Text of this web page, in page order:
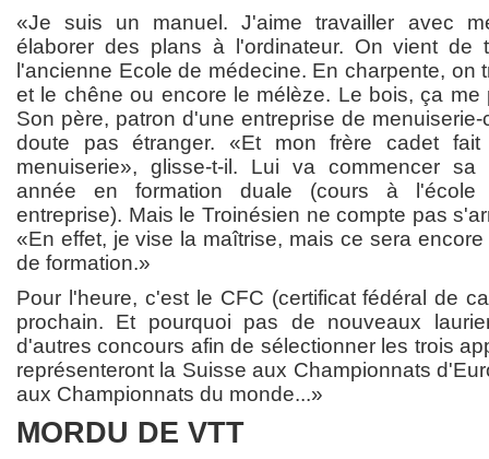
«Je suis un manuel. J'aime travailler avec
élaborer des plans à l'ordinateur. On vient de
l'ancienne Ecole de médecine. En charpente, on
et le chêne ou encore le mélèze. Le bois, ça me
Son père, patron d'une entreprise de
doute pas étranger. «Et mon frère cadet
menuiserie», glisse-t-il. Lui va commencer sa
année en formation duale (cours à l'école
entreprise). Mais le Troinésien ne compte pas
«En effet, je vise la maîtrise, mais ce sera
de formation.»
Pour l'heure, c'est le CFC (certificat fédéral de
prochain. Et pourquoi pas de nouveaux
d'autres concours afin de sélectionner les trois
représenteront la Suisse aux Championnats
aux Championnats du monde...»
MORDU DE VTT